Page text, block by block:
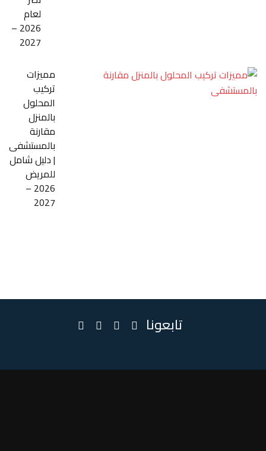
لعام
2026 –
2027
مميزات
تركيب
المحلول
بالمنزل
مقارنة
بالمستشفى
| دليل شامل
للمريض
2026 –
2027
تابعونا